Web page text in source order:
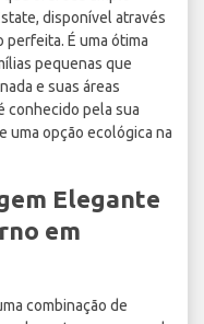
disponível através
perfeita. É uma ótima
pequenas que
e suas áreas
conhecido pela sua
uma opção ecológica na
Elegante
em
combinação de